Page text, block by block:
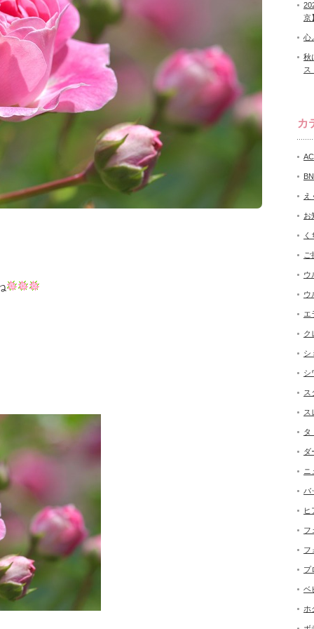
京
心
秋
ス
カ
え
お
ご
ウ
ウ
エ
ク
シ
シ
ス
ス
タ
ダ
ニ
バ
ヒ
フ
フ
プ
ベ
ホ